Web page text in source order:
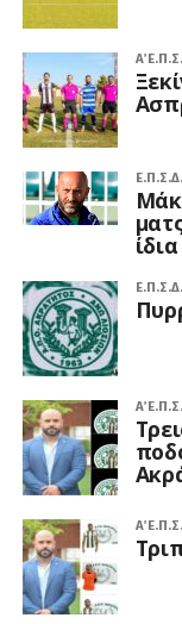
Α΄
Α΄
Α΄